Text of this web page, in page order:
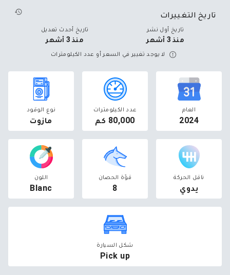
تاريخ التغييرات
تاريخ أول نشر
منذ 3 أشهر
تاريخ أحدث تعديل
منذ 3 أشهر
لا يوجد تغيير في السعر أو عدد الكيلومترات
العام
2024
عدد الكيلومترات
80,000 كم
نوع الوقود
مازوت
ناقل الحركة
يدوي
قوّة الحصان
8
اللون
Blanc
شكل السيارة
Pick up